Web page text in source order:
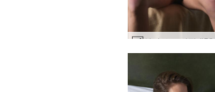
실비 스트리핑 #58